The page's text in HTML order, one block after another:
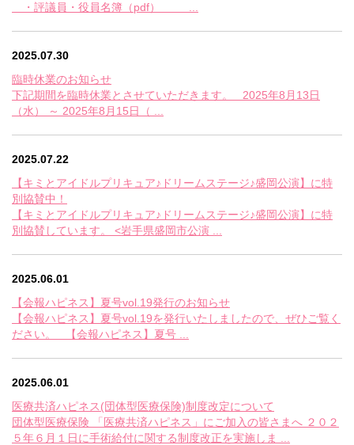
・評議員・役員名簿（pdf） ...
2025.07.30
臨時休業のお知らせ
下記期間を臨時休業とさせていただきます。 2025年8月13日
（水） ～ 2025年8月15日（ ...
2025.07.22
【キミとアイドルプリキュア♪ドリームステージ♪盛岡公演】に特
別協賛中！
【キミとアイドルプリキュア♪ドリームステージ♪盛岡公演】に特
別協賛しています。 <岩手県盛岡市公演 ...
2025.06.01
【会報ハピネス】夏号vol.19発行のお知らせ
【会報ハピネス】夏号vol.19を発行いたしましたので、ぜひご覧く
ださい。 【会報ハピネス】夏号 ...
2025.06.01
医療共済ハピネス(団体型医療保険)制度改定について
団体型医療保険 「医療共済ハピネス」にご加入の皆さまへ ２０２
５年６月１日に手術給付に関する制度改正を実施しま ...